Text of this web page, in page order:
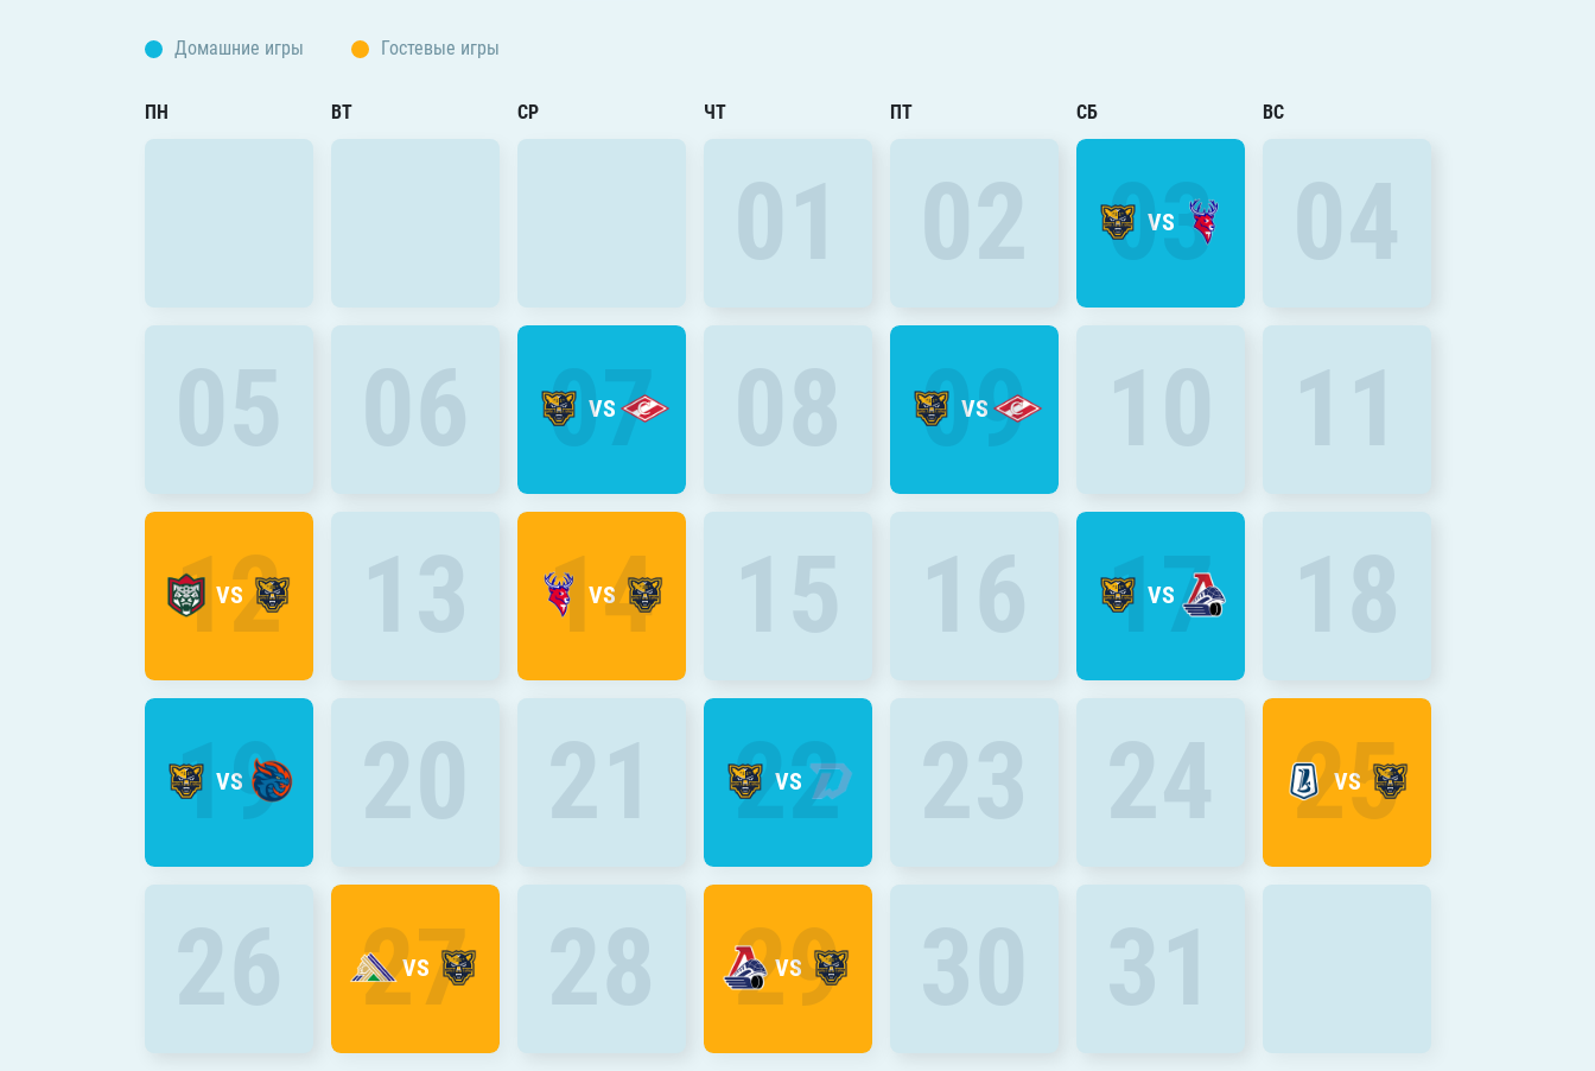
Северсталь
Домашние игры Гостевые игры
ПН ВТ СР ЧТ ПТ СБ ВС
VS
03
VS
07 VS
09
VS
12 VS
14 VS
17
VS
19 VS
22 VS
25
VS
27 VS
29